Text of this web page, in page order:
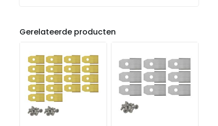
Gerelateerde producten